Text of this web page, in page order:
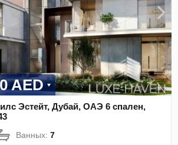
AED
Эстейт, Дубай, ОАЭ 6 спален,
Ванных:7